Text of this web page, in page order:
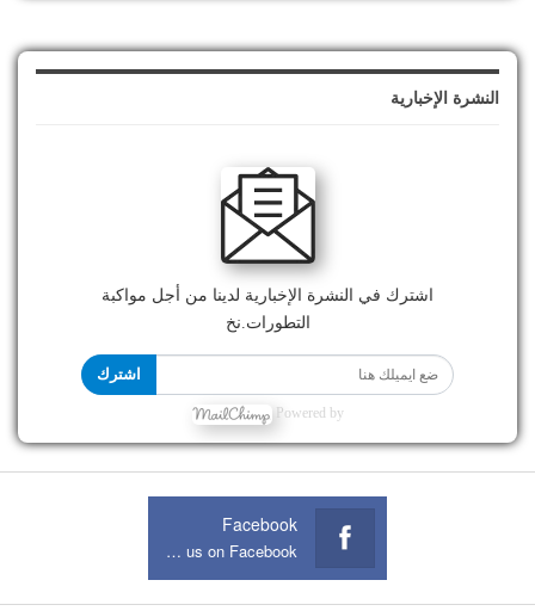
النشرة الإخبارية
اشترك في النشرة الإخبارية لدينا من أجل مواكبة
التطورات.نخ
اشترك
Powered by
Facebook
Join us on Facebook